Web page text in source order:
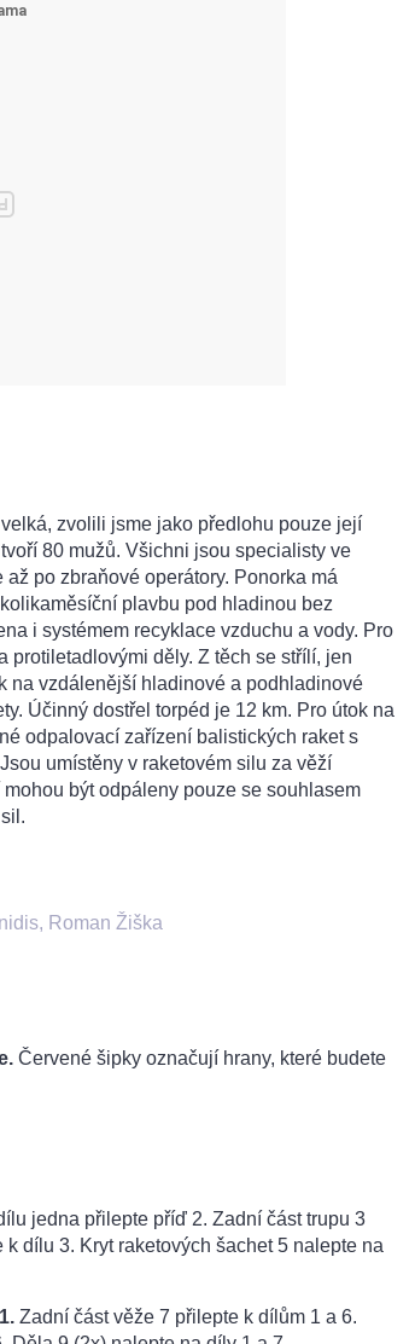
zvolili jsme jako předlohu pouze její
80 mužů. Všichni jsou specialisty ve
po zbraňové operátory. Ponorka má
plavbu pod hladinou bez
i systémem recyklace vzduchu a vody. Pro
protiletadlovými děly. Z těch se střílí, jen
na vzdálenější hladinové a podhladinové
Účinný dostřel torpéd je 12 km. Pro útok na
odpalovací zařízení balistických raket s
umístěny v raketovém silu za věží
být odpáleny pouze se souhlasem
Roman Žiška
Červené šipky označují hrany, které budete
jedna přilepte příď 2. Zadní část trupu 3
dílu 3. Kryt raketových šachet 5 nalepte na
Zadní část věže 7 přilepte k dílům 1 a 6.